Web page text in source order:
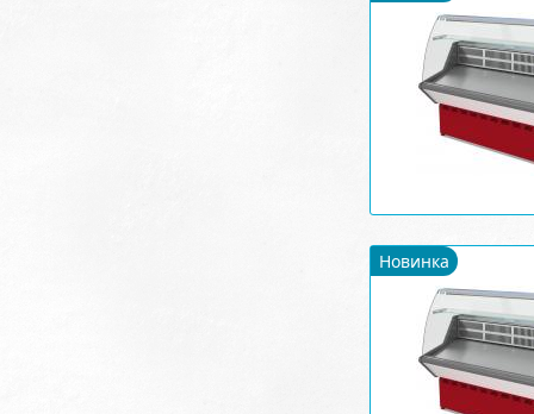
Новинка